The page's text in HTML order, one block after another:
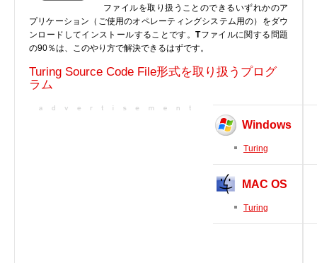
暗号化されたファイル
実行ファイル
フォントファイル
ゲームファイル
ファイルを取り扱うことのできるいずれかのア
プリケーション（ご使用のオペレーティングシステム用の）をダウ
ンロードしてインストールすることです。Tファイルに関する問題
の90％は、このやり方で解決できるはずです。
Turing Source Code File形式を取り扱うプログ
ラム
Windows
Turing
MAC OS
Turing